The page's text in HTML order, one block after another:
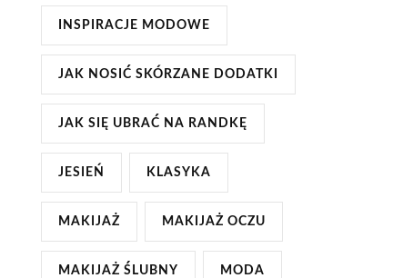
INSPIRACJE MODOWE
JAK NOSIĆ SKÓRZANE DODATKI
JAK SIĘ UBRAĆ NA RANDKĘ
JESIEŃ KLASYKA
MAKIJAŻ MAKIJAŻ OCZU
MAKIJAŻ ŚLUBNY MODA